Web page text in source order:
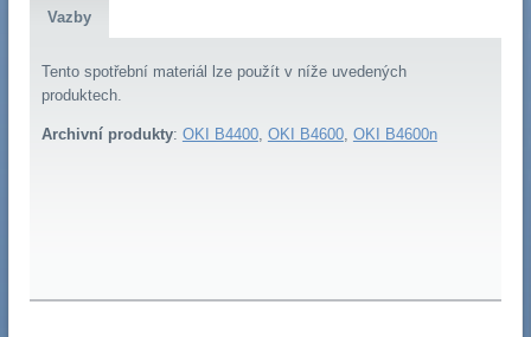
Vazby
Tento spotřební materiál lze použít v níže uvedených
produktech.
Archivní produkty: OKI B4400, OKI B4600, OKI B4600n